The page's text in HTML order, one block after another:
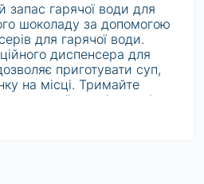
запас гарячої води для
шоколаду за допомогою
для гарячої води.
диспенсера для
приготувати суп,
на місці. Тримайте
водою у їдальні, готелі,
в офісі, щоб клієнти
налити собі гарячий
для води
станцій із напоями,